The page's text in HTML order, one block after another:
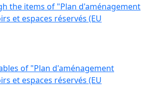
the items of "Plan d'aménagement
et espaces réservés (EU
of "Plan d'aménagement
et espaces réservés (EU